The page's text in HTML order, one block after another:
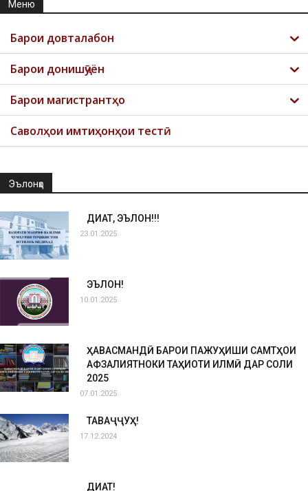
Меню
Барои довталабон
Барои донишҷӯён
Барои магистрантҳо
Саволҳои имтиҳонҳои тестӣ
Эълонҳо
ДИҚҚАТ, ЭЪЛОН!!!
23.01.2025
ЭЪЛОН!
10.01.2025
ҲАВАСМАНДӢ БАРОИ ПАЖУҲИШИ САМТҲОИ
АФЗАЛИЯТНОКИ ТАҲҚИҚОТИ ИЛМӢ ДАР СОЛИ
2025
07.01.2025
ТАВАҶҶУҲ!
17.12.2024
ДИҚҚАТ!